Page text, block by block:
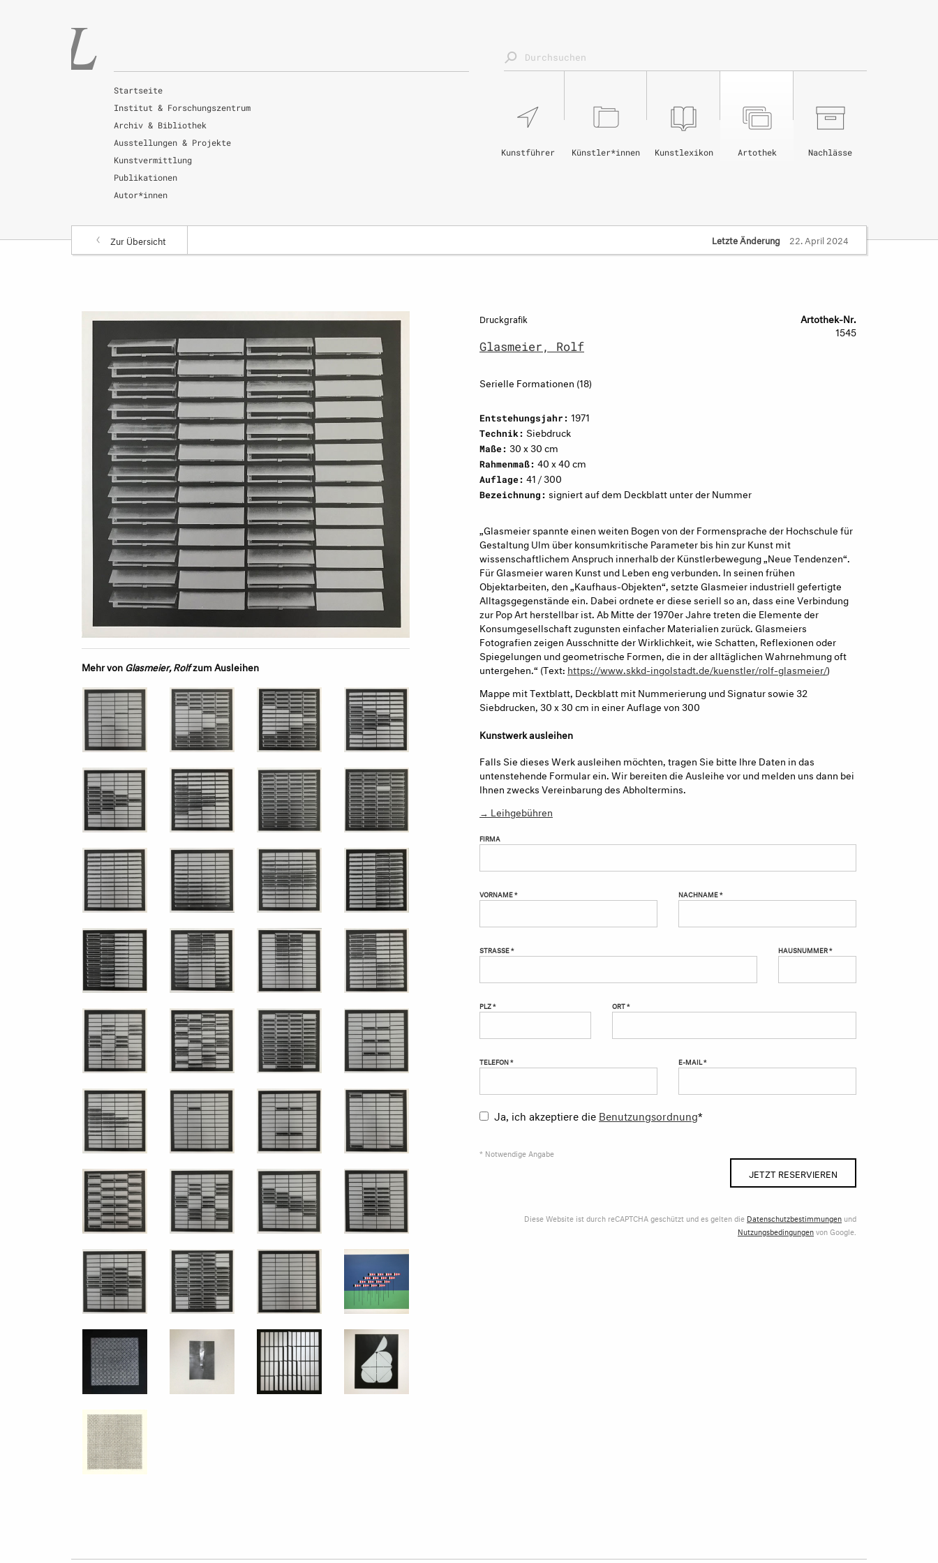
Startseite
Institut & Forschungszentrum
Archiv & Bibliothek
Ausstellungen & Projekte
Kunstvermittlung
Publikationen
Autor*innen
Nachlässe
Artothek
Kunstlexikon
Künstler*innen
Kunstführer
Zur Übersicht Letzte Änderung 22. April 2024
Mehr vonGlasmeier, Rolfzum Ausleihen
Druckgrafik
Glasmeier, Rolf
Serielle Formationen (18)
Artothek-Nr.
1545
Entstehungsjahr: 1971
Technik: Siebdruck
Maße: 30 x 30 cm
Rahmenmaß: 40 x 40 cm
Auflage: 41 / 300
Bezeichnung: signiert auf dem Deckblatt unter der Nummer
„Glasmeier spannte einen weiten Bogen von der Formensprache der Hochschule für
Gestaltung Ulm über konsumkritische Parameter bis hin zur Kunst mit
wissenschaftlichem Anspruch innerhalb der Künstlerbewegung „Neue Tendenzen“.
Für Glasmeier waren Kunst und Leben eng verbunden. In seinen frühen
Objektarbeiten, den „Kaufhaus-Objekten“, setzte Glasmeier industriell gefertigte
Alltagsgegenstände ein. Dabei ordnete er diese seriell so an, dass eine Verbindung
zur Pop Art herstellbar ist. Ab Mitte der 1970er Jahre treten die Elemente der
Konsumgesellschaft zugunsten einfacher Materialien zurück. Glasmeiers
Fotografien zeigen Ausschnitte der Wirklichkeit, wie Schatten, Reflexionen oder
Spiegelungen und geometrische Formen, die in der alltäglichen Wahrnehmung oft
untergehen.“ (Text: https://www.skkd-ingolstadt.de/kuenstler/rolf-glasmeier/)
Mappe mit Textblatt, Deckblatt mit Nummerierung und Signatur sowie 32
Siebdrucken, 30 x 30 cm in einer Auflage von 300
Kunstwerk ausleihen
Falls Sie dieses Werk ausleihen möchten, tragen Sie bitte Ihre Daten in das
untenstehende Formular ein. Wir bereiten die Ausleihe vor und melden uns dann bei
Ihnen zwecks Vereinbarung des Abholtermins.
→ Leihgebühren
FIRMA
VORNAME * NACHNAME *
STRASSE * HAUSNUMMER *
PLZ * ORT *
TELEFON * E-MAIL *
Ja, ich akzeptiere die Benutzungsordnung*
* Notwendige Angabe
JETZT RESERVIEREN
Diese Website ist durch reCAPTCHA geschützt und es gelten die Datenschutzbestimmungen und
Nutzungsbedingungenvon Google.